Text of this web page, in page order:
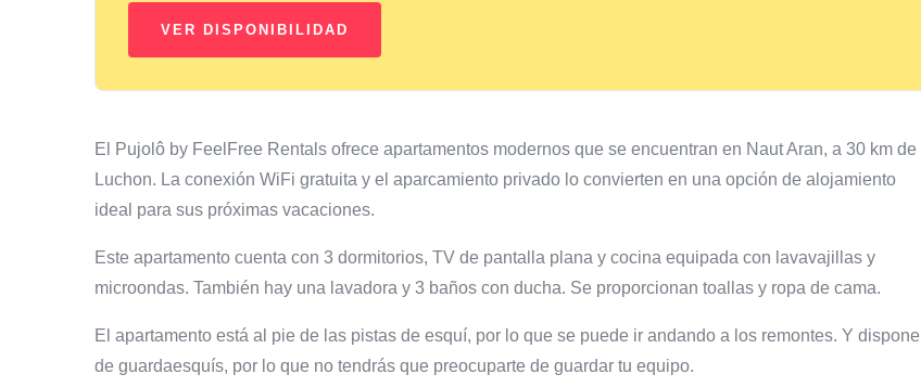
El Pujolô by FeelFree Rentals ofrece apartamentos modernos que se encuentran en Naut Aran, a 30 km de
Luchon. La conexión WiFi gratuita y el aparcamiento privado lo convierten en una opción de alojamiento
ideal para sus próximas vacaciones.
Este apartamento cuenta con 3 dormitorios, TV de pantalla plana y cocina equipada con lavavajillas y
microondas. También hay una lavadora y 3 baños con ducha. Se proporcionan toallas y ropa de cama.
El apartamento está al pie de las pistas de esquí, por lo que se puede ir andando a los remontes. Y dispone
de guardaesquís, por lo que no tendrás que preocuparte de guardar tu equipo.